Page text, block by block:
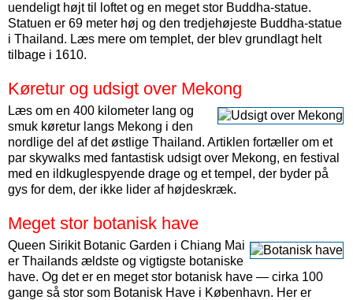
uendeligt højt til loftet og en meget stor Buddha-statue.
Statuen er 69 meter høj og den tredjehøjeste Buddha-statue
i Thailand. Læs mere om templet, der blev grundlagt helt
tilbage i 1610.
Køretur og udsigt over Mekong
Læs om en 400 kilometer lang og
smuk køretur langs Mekong i den
nordlige del af det østlige Thailand. Artiklen fortæller om et
par skywalks med fantastisk udsigt over Mekong, en festival
med en ildkuglespyende drage og et tempel, der byder på
gys for dem, der ikke lider af højdeskræk.
Meget stor botanisk have
Queen Sirikit Botanic Garden i Chiang Mai
er Thailands ældste og vigtigste botaniske
have. Og det er en meget stor botanisk have — cirka 100
gange så stor som Botanisk Have i København. Her er